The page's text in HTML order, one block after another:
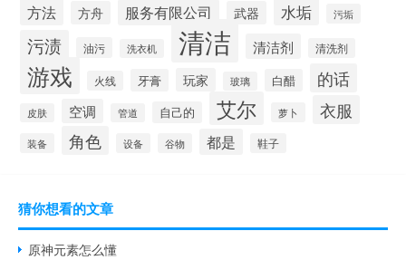
方法 方舟 服务有限公司 武器 水垢 污垢
污渍 油污 洗衣机 清洁 清洁剂 清洗剂
游戏 火线 牙膏 玩家 玻璃 白醋 的话
皮肤 空调 管道 自己的 艾尔 萝卜 衣服
装备 角色 设备 谷物 都是 鞋子
猜你想看的文章
原神元素怎么懂